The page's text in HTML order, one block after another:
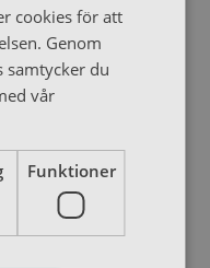
cookies för att
Genom
samtycker du
vår
Funktioner